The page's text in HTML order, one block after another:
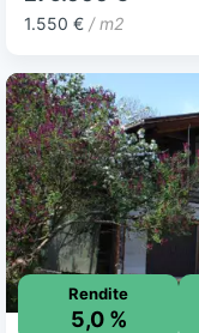
1.550 € / m2
Rendite
5,0 %